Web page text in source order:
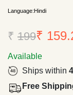
Language:Hindi
₹ 199₹
Available
Ships within
Free